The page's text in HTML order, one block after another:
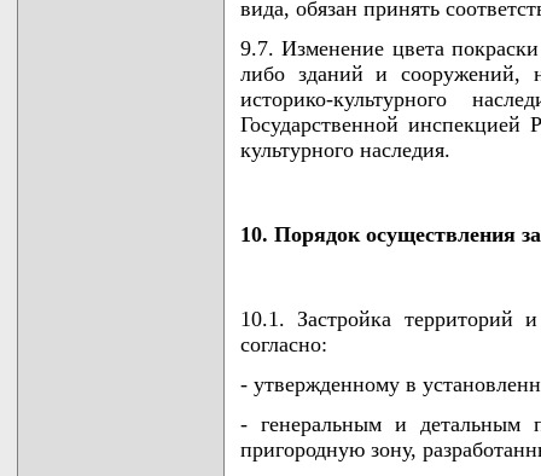
вида, обязан принять
9.7. Изменение цвета
либо зданий и сооружений,
историко-культурного
Государственной инспекцией
культурного наследия.
10. Порядок осуществления
10.1. Застройка территорий
согласно:
- утвержденному в
- генеральным и детальным
пригородную зону,